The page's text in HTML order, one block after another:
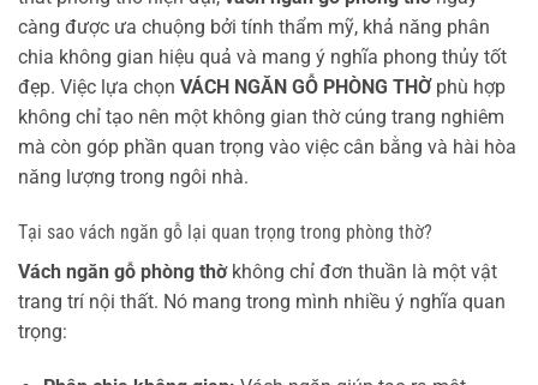
càng được ưa chuộng bởi tính thẩm mỹ, khả năng phân
chia không gian hiệu quả và mang ý nghĩa phong thủy tốt
đẹp. Việc lựa chọn VÁCH NGĂN GỖ PHÒNG THỜphù hợp
không chỉ tạo nên một không gian thờ cúng trang nghiêm
mà còn góp phần quan trọng vào việc cân bằng và hài hòa
năng lượng trong ngôi nhà.
Tại sao vách ngăn gỗ lại quan trọng trong phòng thờ?
Vách ngăn gỗ phòng thờkhông chỉ đơn thuần là một vật
trang trí nội thất. Nó mang trong mình nhiều ý nghĩa quan
trọng: